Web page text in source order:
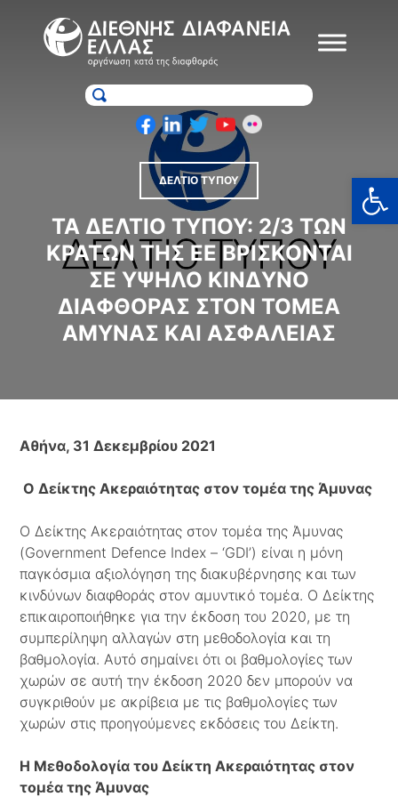
content
ΔΕΛΤΙΟ ΤΥΠΟΥ
ΤΑ ΔΕΛΤΙΟ ΤΥΠΟΥ: 2/3 ΤΩΝ
ΚΡΑΤΏΝ ΤΗΣ ΕΕ ΒΡΊΣΚΟΝΤΑΙ
ΣΕ ΥΨΗΛΌ ΚΊΝΔΥΝΟ
ΔΙΑΦΘΟΡΆΣ ΣΤΟΝ ΤΟΜΈΑ
ΆΜΥΝΑΣ ΚΑΙ ΑΣΦΆΛΕΙΑΣ
Αθήνα, 31 Δεκεμβρίου 2021
Ο Δείκτης Ακεραιότητας στον τομέα της Άμυνας
O Δείκτης Ακεραιότητας στον τομέα της Άμυνας
(Government Defence Index – ‘GDI’) είναι η μόνη
παγκόσμια αξιολόγηση της διακυβέρνησης και των
κινδύνων διαφθοράς στον αμυντικό τομέα. Ο Δείκτης
επικαιροποιήθηκε για την έκδοση του 2020, με τη
συμπερίληψη αλλαγών στη μεθοδολογία και τη
βαθμολογία. Αυτό σημαίνει ότι οι βαθμολογίες των
χωρών σε αυτή την έκδοση 2020 δεν μπορούν να
συγκριθούν με ακρίβεια με τις βαθμολογίες των
χωρών στις προηγούμενες εκδόσεις του Δείκτη.
Η Μεθοδολογία του Δείκτη Ακεραιότητας στον
τομέα της Άμυνας